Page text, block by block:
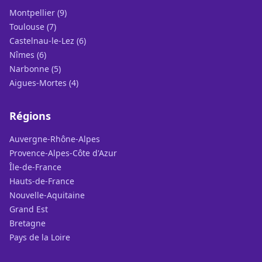
Montpellier (9)
Toulouse (7)
Castelnau-le-Lez (6)
Nîmes (6)
Narbonne (5)
Aigues-Mortes (4)
Régions
Auvergne-Rhône-Alpes
Provence-Alpes-Côte d'Azur
Île-de-France
Hauts-de-France
Nouvelle-Aquitaine
Grand Est
Bretagne
Pays de la Loire